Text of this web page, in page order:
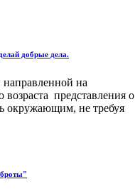
добрые дела.
направленной на
представления о
окружающим, не требуя